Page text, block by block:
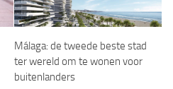
Málaga: de tweede beste stad
ter wereld om te wonen voor
buitenlanders